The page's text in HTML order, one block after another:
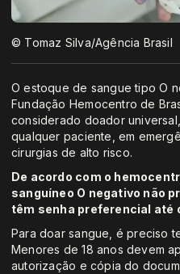
© Tomaz Silva/Agência Brasil
O estoque de sangue tipo O
Fundação Hemocentro de
considerado doador
qualquer paciente, em
cirurgias de alto risco.
De acordo com o
sanguíneo O negativo não
têm senha preferencial até
Para doar sangue, é preciso
Menores de 18 anos devem
autorização e cópia do